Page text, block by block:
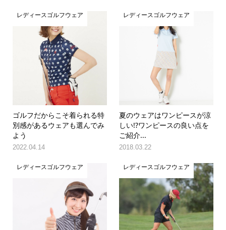
レディースゴルフウェア
ゴルフだからこそ着られる特
別感があるウェアも選んでみ
よう
2022.04.14
レディースゴルフウェア
夏のウェアはワンピースが涼
しい!?ワンピースの良い点を
ご紹介...
2018.03.22
レディースゴルフウェア レディースゴルフウェア